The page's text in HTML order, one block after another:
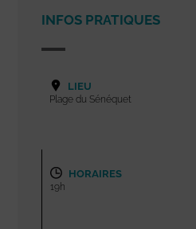
INFOS PRATIQUES
LIEU
Plage du Sénéquet
HORAIRES
19h